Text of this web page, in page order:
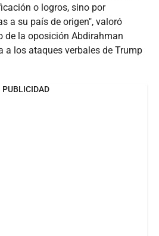
o logros, sino por
a su país de origen", valoró
de la oposición Abdirahman
a los ataques verbales de Trump
PUBLICIDAD